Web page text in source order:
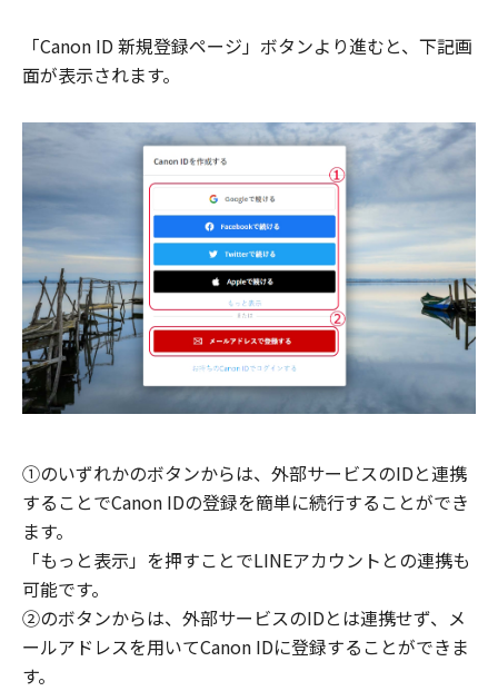
「Canon ID 新規登録ページ」ボタンより進むと、下記画
面が表示されます。
①のいずれかのボタンからは、外部サービスのIDと連携
することでCanon IDの登録を簡単に続行することができ
ます。
「もっと表示」を押すことでLINEアカウントとの連携も
可能です。
②のボタンからは、外部サービスのIDとは連携せず、メ
ールアドレスを用いてCanon IDに登録することができま
す。